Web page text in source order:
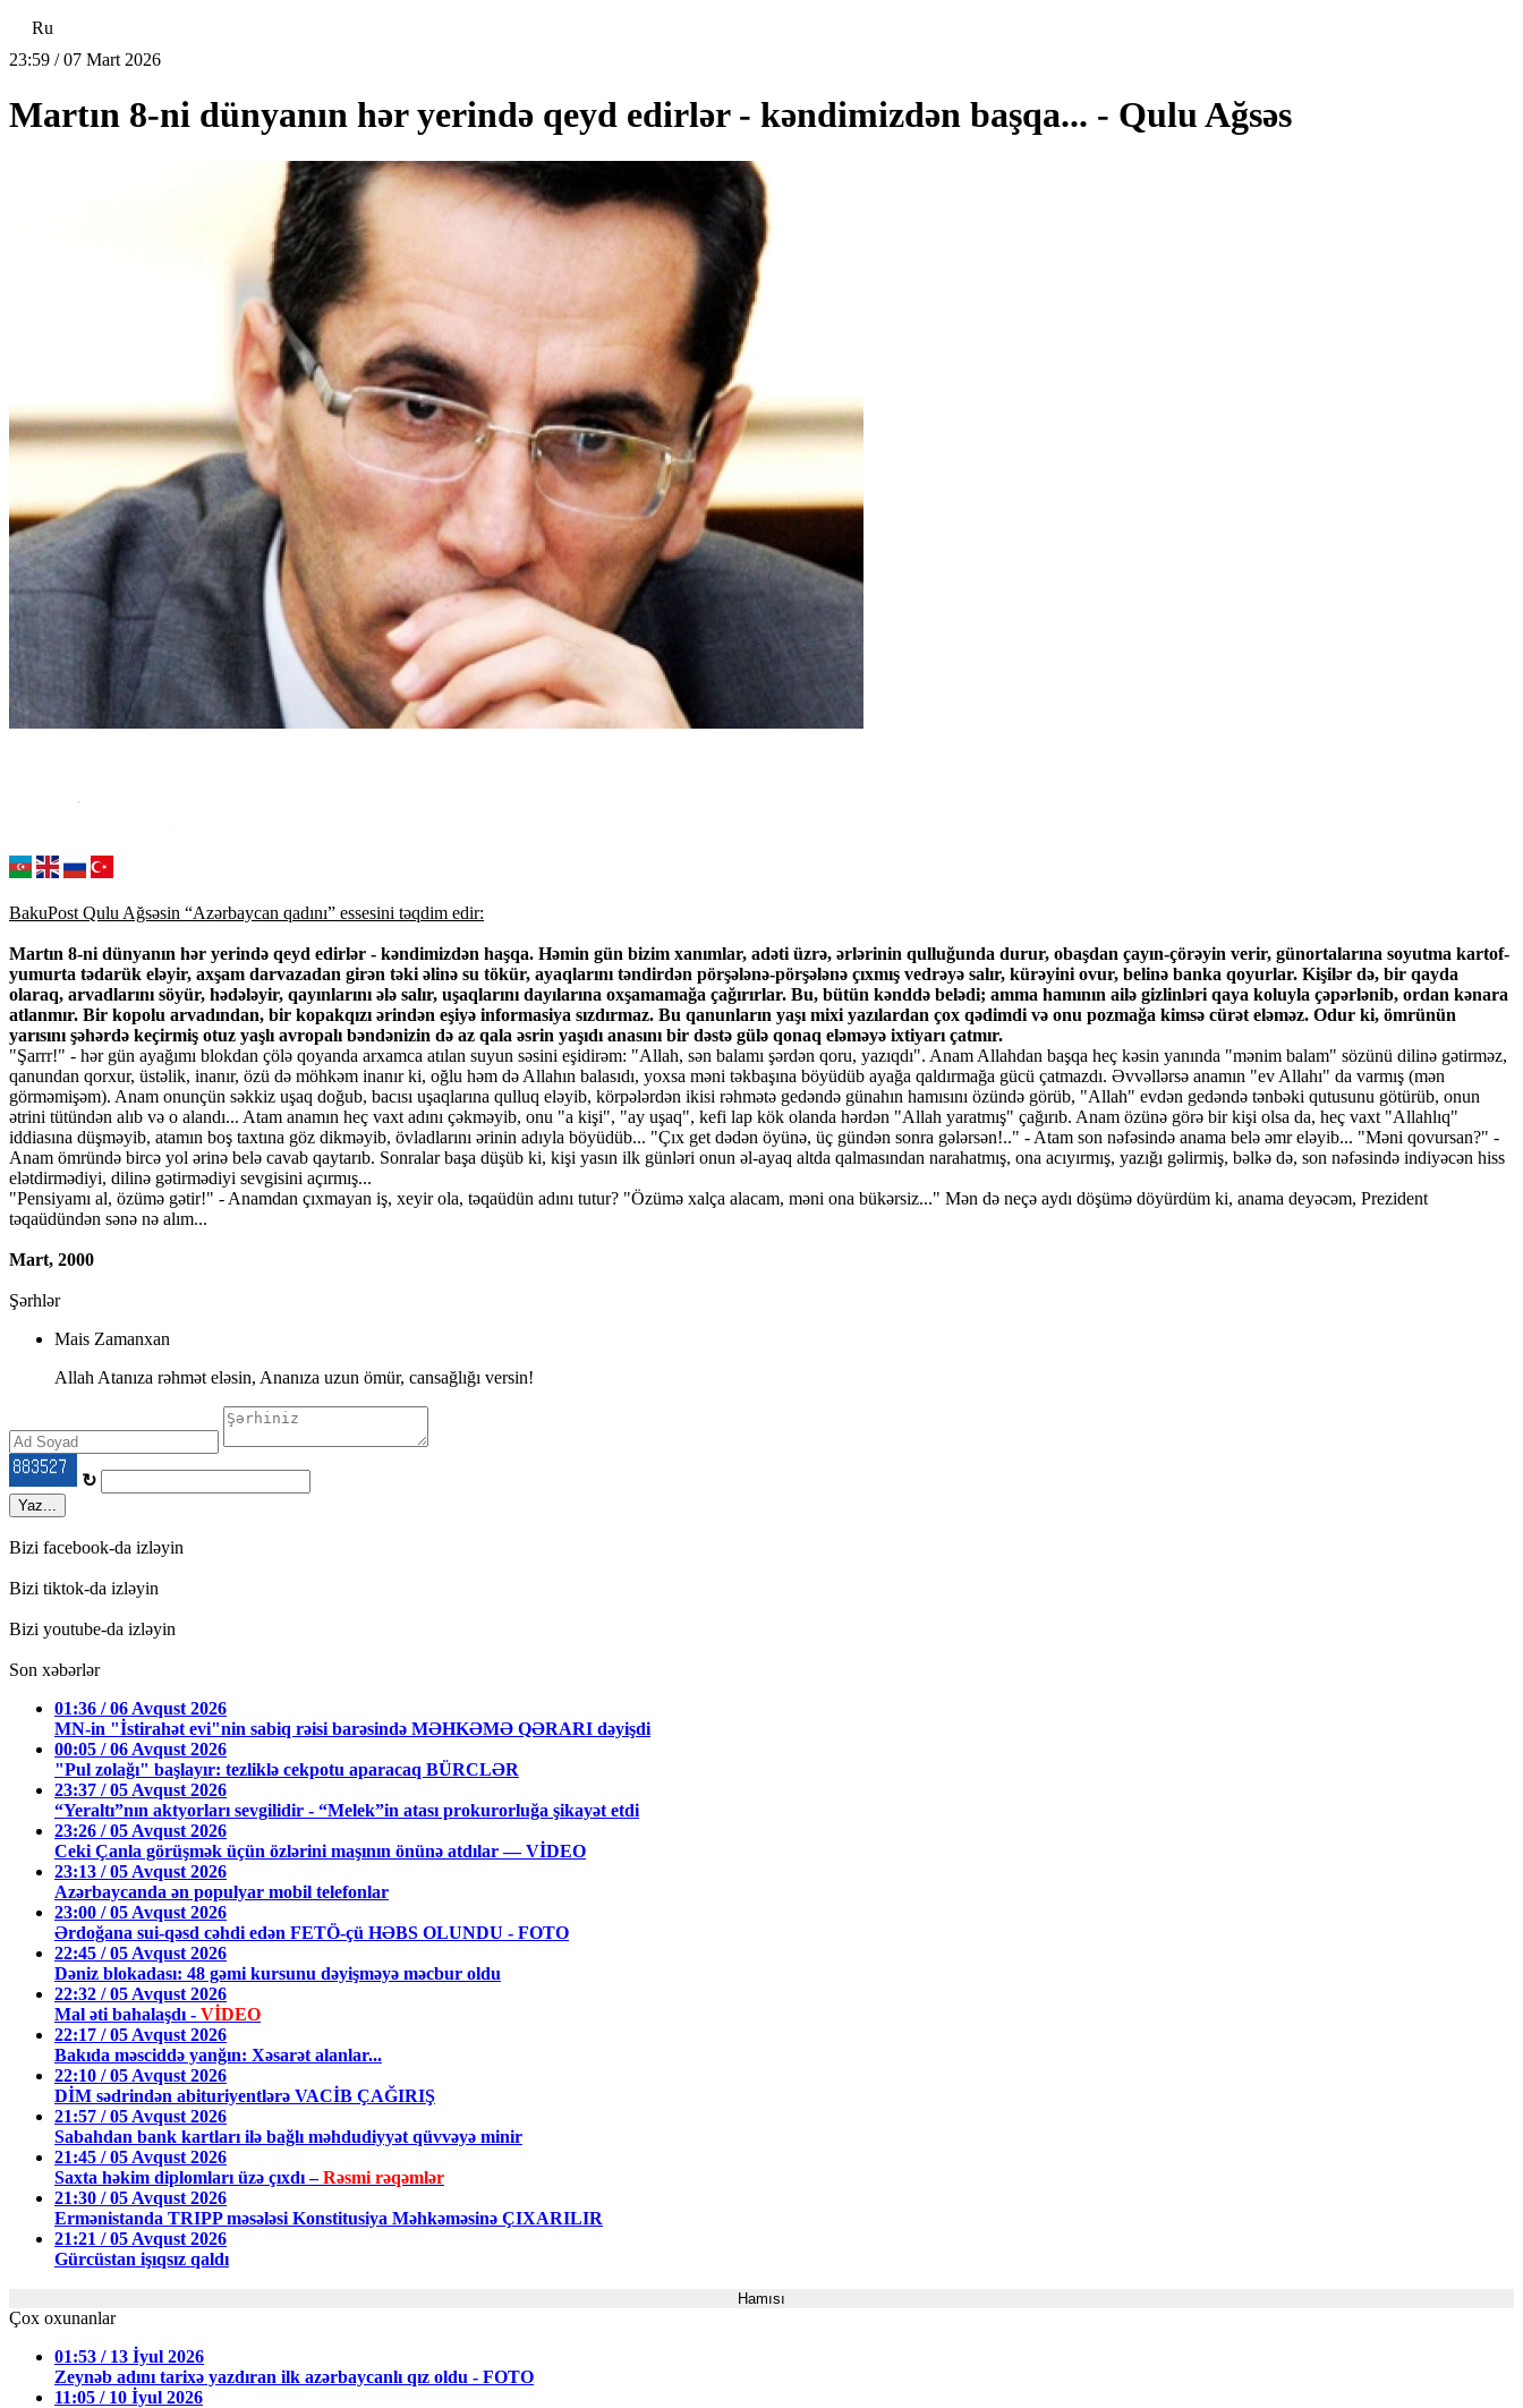
Ru
23:59 / 07 Mart 2026
Martın 8-ni dünyanın hər yerində qeyd edirlər - kəndimizdən başqa... - Qulu Ağsəs
BakuPost Qulu Ağsəsin “Azərbaycan qadını” essesini təqdim edir:
Martın 8-ni dünyanın hər yerində qeyd edirlər - kəndimizdən haşqa. Həmin gün bizim xanımlar, adəti üzrə, ərlərinin qulluğunda durur, obaşdan çayın-çörəyin verir, günortalarına soyutma kartof-
yumurta tədarük eləyir, axşam darvazadan girən təki əlinə su tökür, ayaqlarını təndirdən pörşələnə-pörşələnə çıxmış vedrəyə salır, kürəyini ovur, belinə banka qoyurlar. Kişilər də, bir qayda
olaraq, arvadlarını söyür, hədələyir, qayınlarını ələ salır, uşaqlarını dayılarına oxşamamağa çağırırlar. Bu, bütün kənddə belədi; amma hamının ailə gizlinləri qaya koluyla çəpərlənib, ordan kənara
atlanmır. Bir kopolu arvadından, bir kopakqızı ərindən eşiyə informasiya sızdırmaz. Bu qanunların yaşı mixi yazılardan çox qədimdi və onu pozmağa kimsə cürət eləməz. Odur ki, ömrünün
yarısını şəhərdə keçirmiş otuz yaşlı avropalı bəndənizin də az qala əsrin yaşıdı anasını bir dəstə gülə qonaq eləməyə ixtiyarı çatmır.
"Şarrr!" - hər gün ayağımı blokdan çölə qoyanda arxamca atılan suyun səsini eşidirəm: "Allah, sən balamı şərdən qoru, yazıqdı". Anam Allahdan başqa heç kəsin yanında "mənim balam" sözünü dilinə gətirməz,
qanundan qorxur, üstəlik, inanır, özü də möhkəm inanır ki, oğlu həm də Allahın balasıdı, yoxsa məni təkbaşına böyüdüb ayağa qaldırmağa gücü çatmazdı. Əvvəllərsə anamın "ev Allahı" da varmış (mən
görməmişəm). Anam onunçün səkkiz uşaq doğub, bacısı uşaqlarına qulluq eləyib, körpələrdən ikisi rəhmətə gedəndə günahın hamısını özündə görüb, "Allah" evdən gedəndə tənbəki qutusunu götürüb, onun
ətrini tütündən alıb və o alandı... Atam anamın heç vaxt adını çəkməyib, onu "a kişi", "ay uşaq", kefi lap kök olanda hərdən "Allah yaratmış" çağırıb. Anam özünə görə bir kişi olsa da, heç vaxt "Allahlıq"
iddiasına düşməyib, atamın boş taxtına göz dikməyib, övladlarını ərinin adıyla böyüdüb... "Çıx get dədən öyünə, üç gündən sonra gələrsən!.." - Atam son nəfəsində anama belə əmr eləyib... "Məni qovursan?" -
Anam ömründə bircə yol ərinə belə cavab qaytarıb. Sonralar başa düşüb ki, kişi yasın ilk günləri onun əl-ayaq altda qalmasından narahatmış, ona acıyırmış, yazığı gəlirmiş, bəlkə də, son nəfəsində indiyəcən hiss
elətdirmədiyi, dilinə gətirmədiyi sevgisini açırmış...
"Pensiyamı al, özümə gətir!" - Anamdan çıxmayan iş, xeyir ola, təqaüdün adını tutur? "Özümə xalça alacam, məni ona bükərsiz..." Mən də neçə aydı döşümə döyürdüm ki, anama deyəcəm, Prezident
təqaüdündən sənə nə alım...
Mart, 2000
Şərhlər
Mais Zamanxan
Allah Atanıza rəhmət eləsin, Ananıza uzun ömür, cansağlığı versin!
↻
Yaz...
Bizi facebook-da izləyin
Bizi tiktok-da izləyin
Bizi youtube-da izləyin
Son xəbərlər
01:36 / 06 Avqust 2026
MN-in "İstirahət evi"nin sabiq rəisi barəsində MƏHKƏMƏ QƏRARI dəyişdi
00:05 / 06 Avqust 2026
"Pul zolağı" başlayır: tezliklə cekpotu aparacaq BÜRCLƏR
23:37 / 05 Avqust 2026
“Yeraltı”nın aktyorları sevgilidir - “Melek”in atası prokurorluğa şikayət etdi
23:26 / 05 Avqust 2026
Ceki Çanla görüşmək üçün özlərini maşının önünə atdılar — VİDEO
23:13 / 05 Avqust 2026
Azərbaycanda ən populyar mobil telefonlar
23:00 / 05 Avqust 2026
Ərdoğana sui-qəsd cəhdi edən FETÖ-çü HƏBS OLUNDU - FOTO
22:45 / 05 Avqust 2026
Dəniz blokadası: 48 gəmi kursunu dəyişməyə məcbur oldu
22:32 / 05 Avqust 2026
Mal əti bahalaşdı - VİDEO
22:17 / 05 Avqust 2026
Bakıda məsciddə yanğın: Xəsarət alanlar...
22:10 / 05 Avqust 2026
DİM sədrindən abituriyentlərə VACİB ÇAĞIRIŞ
21:57 / 05 Avqust 2026
Sabahdan bank kartları ilə bağlı məhdudiyyət qüvvəyə minir
21:45 / 05 Avqust 2026
Saxta həkim diplomları üzə çıxdı –Rəsmi rəqəmlər
21:30 / 05 Avqust 2026
Ermənistanda TRIPP məsələsi Konstitusiya Məhkəməsinə ÇIXARILIR
21:21 / 05 Avqust 2026
Gürcüstan işıqsız qaldı
Hamısı
Çox oxunanlar
01:53 / 13 İyul 2026
Zeynəb adını tarixə yazdıran ilk azərbaycanlı qız oldu - FOTO
11:05 / 10 İyul 2026